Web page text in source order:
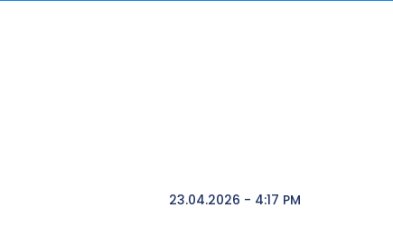
23.04.2026 - 4:17 PM